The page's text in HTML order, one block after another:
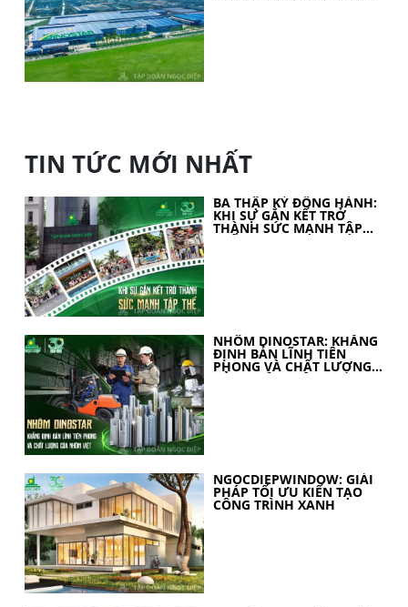
TIN TỨC MỚI NHẤT
BA THẬP KỶ ĐỒNG HÀNH:
KHI SỰ GẮN KẾT TRỞ
THÀNH SỨC MẠNH TẬP
NHÔM DINOSTAR: KHẲNG
ĐỊNH BẢN LĨNH TIÊN
PHONG VÀ CHẤT LƯỢNG
NGOCDIEPWINDOW: GIẢI
PHÁP TỐI ƯU KIẾN TẠO
CÔNG TRÌNH XANH